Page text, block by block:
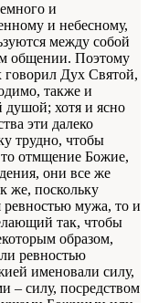
и
и небесному,
между собой
общении. Поэтому
говорил Дух Святой,
также и
душой; хотя и ясно
эти далеко
трудно, чтобы
то отмщение Божие,
они все же
же, поскольку
ревностью мужа, то и
так, чтобы
образом,
ревностью
именовали силу,
– силу, посредством